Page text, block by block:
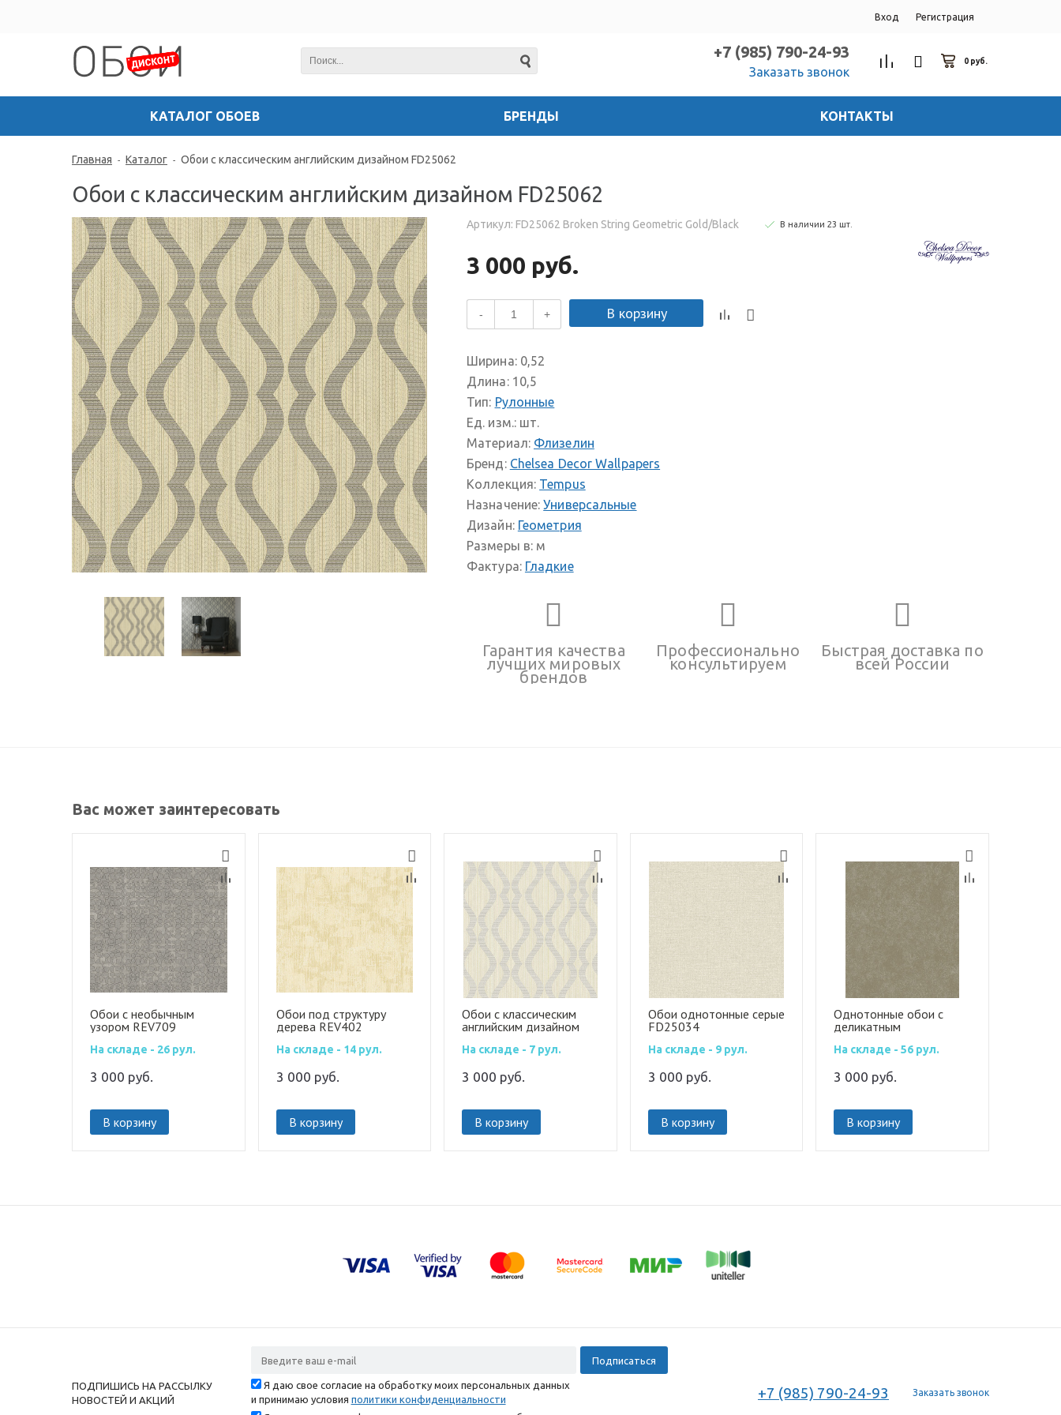
Вход Регистрация
+7 (985) 790-24-93
Заказать звонок
0 руб.
КАТАЛОГ ОБОЕВ БРЕНДЫ КОНТАКТЫ
Главная - Каталог - Обои с классическим английским дизайном FD25062
Обои с классическим английским дизайном FD25062
Артикул: FD25062 Broken String Geometric Gold/Black В наличии 23 шт
3 000 руб.
- + В корзину
Ширина:0,52
Длина:10,5
Тип: Рулонные
Ед. изм.:шт.
Материал: Флизелин
Бренд: Chelsea Decor Wallpapers
Коллекция: Tempus
Назначение: Универсальные
Дизайн: Геометрия
Размеры в: м
Фактура: Гладкие
Гарантия качества
лучших мировых
брендов
Профессионально
консультируем
Быстрая доставка по
всей России
Вас может заинтересовать
Обои с необычным
узором REV709
На складе - 26 рул.
3 000 руб.
В корзину
Обои под структуру
дерева REV402
На складе - 14 рул.
3 000 руб.
В корзину
Обои с классическим
английским дизайном
На складе - 7 рул.
3 000 руб.
В корзину
Обои однотонные серые
FD25034
На складе - 9 рул.
3 000 руб.
В корзину
Однотонные обои с
деликатным
с эффектом штукатурки
На складе - 56 рул.
3 000 руб.
В корзину
ПОДПИШИСЬ НА РАССЫЛКУ
НОВОСТЕЙ И АКЦИЙ
Я даю свое согласие на обработку моих персональных данных
и принимаю условия политики конфиденциальности
+7 (985) 790-24-93 Заказать звонок